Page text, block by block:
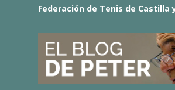
Federación de Tenis de Castilla